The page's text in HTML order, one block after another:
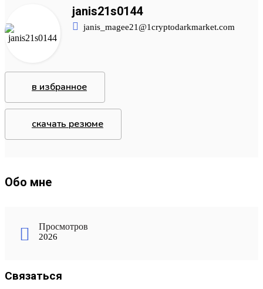
janis21s0144
janis_magee21@1cryptodarkmarket.com
в избранное
скачать резюме
Обо мне
Просмотров
2026
Связаться